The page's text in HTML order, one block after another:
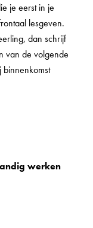
je eerst in je
lesgeven.
dan schrijf
van de volgende
werken